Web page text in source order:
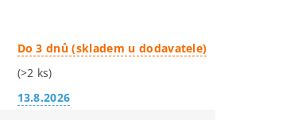
Do 3 dnů (skladem u dodavatele)
(>2 ks)
13.8.2026